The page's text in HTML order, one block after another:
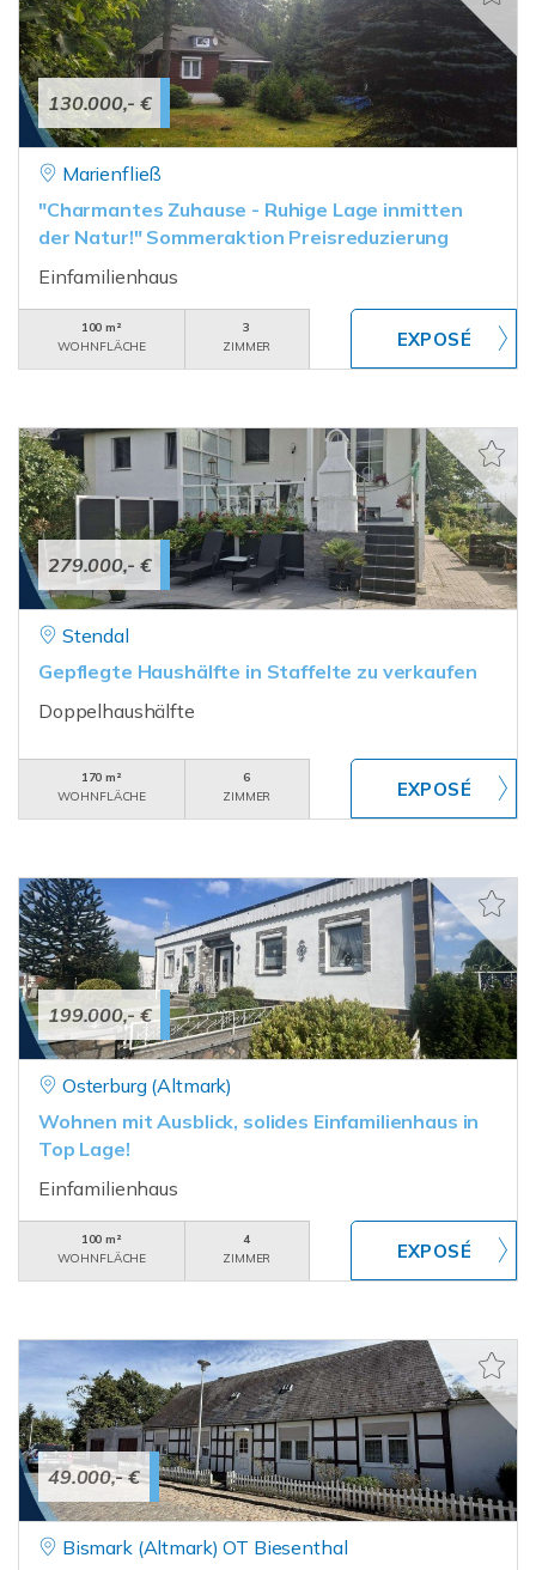
130.000,- €
Marienfließ
"Charmantes Zuhause - Ruhige Lage inmitten
der Natur!" Sommeraktion Preisreduzierung
Einfamilienhaus
100 m²
WOHNFLÄCHE
3
ZIMMER
279.000,- €
Stendal
Gepflegte Haushälfte in Staffelte zu verkaufen
Doppelhaushälfte
170 m²
WOHNFLÄCHE
6
ZIMMER
199.000,- €
Osterburg (Altmark)
Wohnen mit Ausblick, solides Einfamilienhaus in
Top Lage!
Einfamilienhaus
100 m²
WOHNFLÄCHE
4
ZIMMER
49.000,- €
Bismark (Altmark) OT Biesenthal